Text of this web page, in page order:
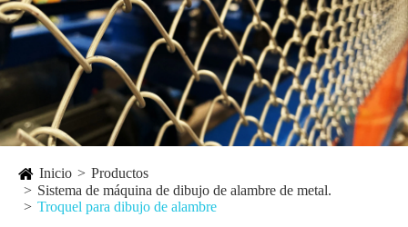
Inicio
Productos
Sistema de máquina de dibujo de alambre de metal.
Troquel para dibujo de alambre